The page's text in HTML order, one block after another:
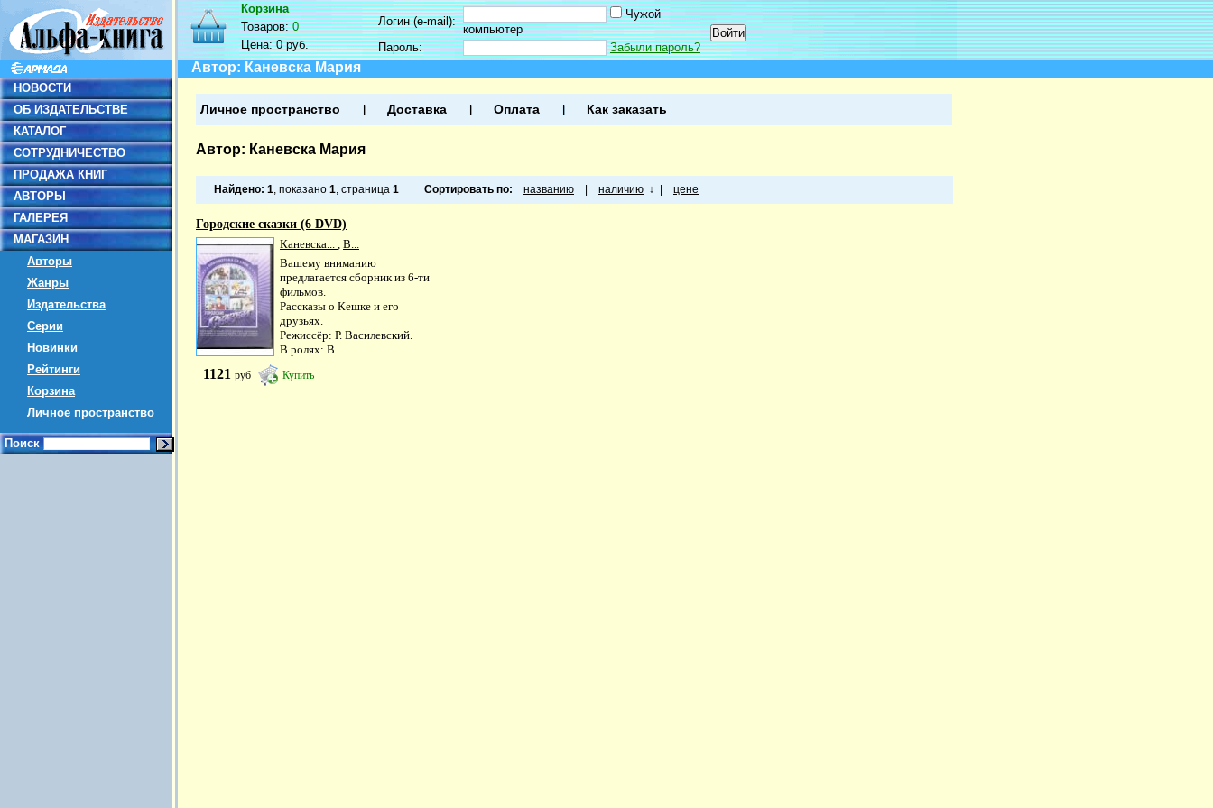
НОВОСТИ
ОБ ИЗДАТЕЛЬСТВЕ
КАТАЛОГ
СОТРУДНИЧЕСТВО
ПРОДАЖА КНИГ
АВТОРЫ
ГАЛЕРЕЯ
МАГАЗИН
Авторы
Жанры
Издательства
Серии
Новинки
Рейтинги
Корзина
Личное пространство
Поиск
Корзина
Товаров:0
Цена:0 руб.
Логин (e-mail):
Чужой
компьютер
Пароль:
Забыли пароль?
Автор: Каневска Мария
Личное пространство Доставка Оплата Как заказать
Автор: Каневска Мария
Найдено: 1, показано 1, страница 1 Сортировать по: названию наличию ↓ цене
Городские сказки (6 DVD)
Каневска... , В...
Вашему вниманию
предлагается сборник из 6-ти
фильмов.
Рассказы о Кешке и его
друзьях.
Режиссёр: Р. Василевский.
В ролях: В....
1121 руб Купить